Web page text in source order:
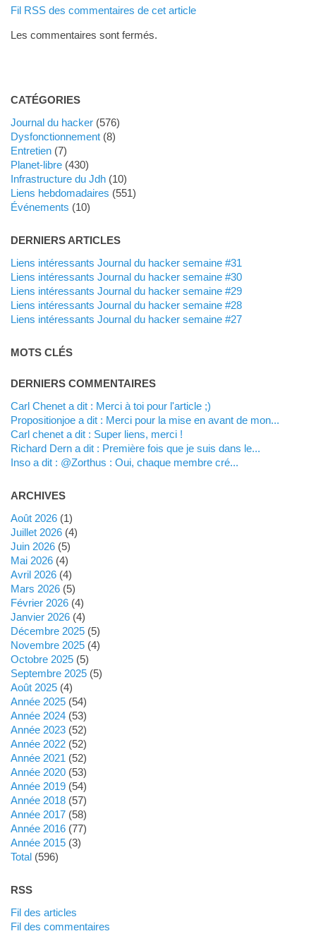
Fil RSS des commentaires de cet article
Les commentaires sont fermés.
CATÉGORIES
Journal du hacker(576)
dysfonctionnement(8)
Entretien(7)
planet-libre(430)
Infrastructure du Jdh(10)
liens hebdomadaires (551)
événements (10)
DERNIERS ARTICLES
Liens intéressants Journal du hacker semaine #31
Liens intéressants Journal du hacker semaine #30
Liens intéressants Journal du hacker semaine #29
Liens intéressants Journal du hacker semaine #28
Liens intéressants Journal du hacker semaine #27
MOTS CLÉS
DERNIERS COMMENTAIRES
Carl Chenet a dit : Merci à toi pour l'article ;)
propositionjoe a dit : Merci pour la mise en avant de mon...
Carl chenet a dit : Super liens, merci !
Richard Dern a dit : Première fois que je suis dans le...
inso a dit : @Zorthus : Oui, chaque membre cré...
ARCHIVES
août 2026(1)
juillet 2026(4)
juin 2026(5)
mai 2026(4)
avril 2026(4)
mars 2026(5)
février 2026(4)
janvier 2026(4)
décembre 2025(5)
novembre 2025(4)
octobre 2025(5)
septembre 2025(5)
août 2025(4)
année 2025(54)
année 2024(53)
année 2023(52)
année 2022(52)
année 2021 (52)
année 2020(53)
année 2019(54)
année 2018(57)
année 2017(58)
année 2016(77)
année 2015(3)
total (596)
RSS
Fil des articles
Fil des commentaires